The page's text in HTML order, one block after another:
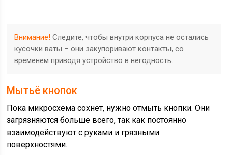
Внимание! Следите, чтобы внутри корпуса не остались
кусочки ваты – они закупоривают контакты, со
временем приводя устройство в негодность.
Мытьё кнопок
Пока микросхема сохнет, нужно отмыть кнопки. Они
загрязняются больше всего, так как постоянно
взаимодействуют с руками и грязными
поверхностями.